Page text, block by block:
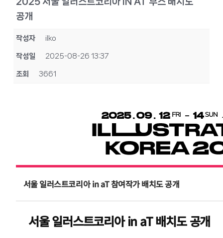
공개
작성자 ilko
작성일 2025-08-26 13:37
조회 3661
서울 일러스트코리아 in aT 참여작가 배치도 공개
서울 일러스트코리아 in aT 배치도 공개